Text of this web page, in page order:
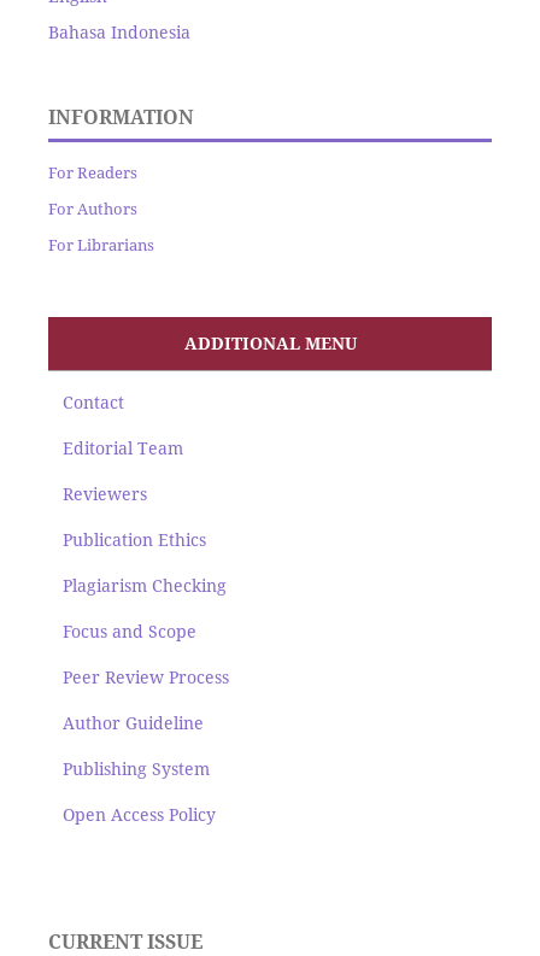
Bahasa Indonesia
INFORMATION
For Readers
For Authors
For Librarians
ADDITIONAL MENU
Contact
Editorial Team
Reviewers
Publication Ethics
Plagiarism Checking
Focus and Scope
Peer Review Process
Author Guideline
Publishing System
Open Access Policy
CURRENT ISSUE